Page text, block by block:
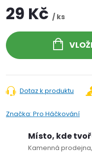
29 Kč / ks
Dotaz k produktu
Značka: Pro Háčkování
Místo, kde
Kamenná